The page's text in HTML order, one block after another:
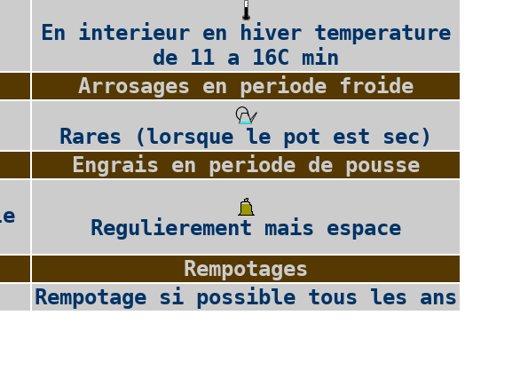
En interieur en hiver temperature
de 11 a 16C min
Arrosages en periode froide
Rares (lorsque le pot est sec)
Engrais en periode de pousse
Regulierement mais espace
Rempotages
Rempotage si possible tous les ans